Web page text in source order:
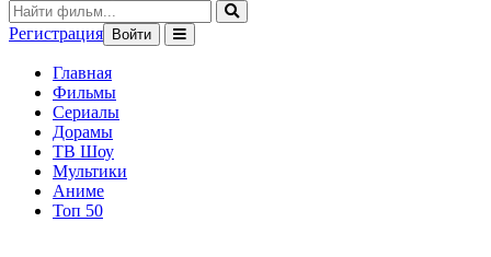
Регистрация Войти
Главная
Фильмы
Сериалы
Дорамы
ТВ Шоу
Мультики
Аниме
Топ 50